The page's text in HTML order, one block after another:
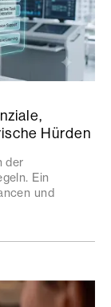
Hürden
der
Ein
und